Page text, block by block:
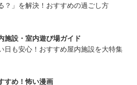
？」を解決！おすすめの過ごし方
施設・室内遊び場ガイド
日も安心！おすすめ屋内施設を大特集
すめ！怖い漫画